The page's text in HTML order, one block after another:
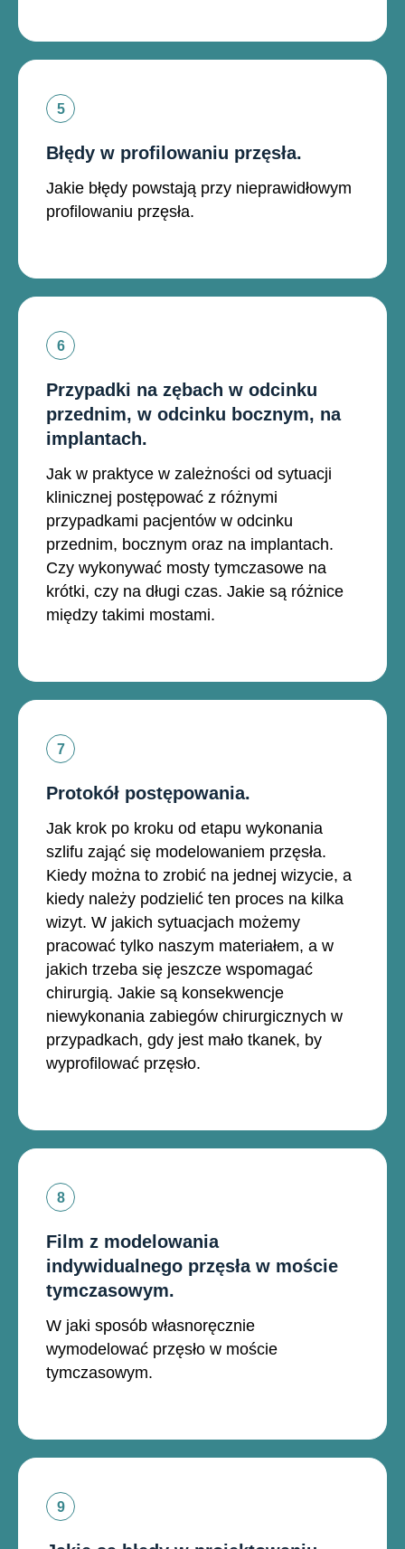
Błędy w profilowaniu przęsła.
Jakie błędy powstają przy nieprawidłowym
profilowaniu przęsła.
Przypadki na zębach w odcinku
przednim, w odcinku bocznym, na
implantach.
Jak w praktyce w zależności od sytuacji
klinicznej postępować z różnymi
przypadkami pacjentów w odcinku
przednim, bocznym oraz na implantach.
Czy wykonywać mosty tymczasowe na
krótki, czy na długi czas. Jakie są różnice
między takimi mostami.
Protokół postępowania.
Jak krok po kroku od etapu wykonania
szlifu zająć się modelowaniem przęsła.
Kiedy można to zrobić na jednej wizycie, a
kiedy należy podzielić ten proces na kilka
wizyt. W jakich sytuacjach możemy
pracować tylko naszym materiałem, a w
jakich trzeba się jeszcze wspomagać
chirurgią. Jakie są konsekwencje
niewykonania zabiegów chirurgicznych w
przypadkach, gdy jest mało tkanek, by
wyprofilować przęsło.
Film z modelowania
indywidualnego przęsła w moście
tymczasowym.
W jaki sposób własnoręcznie
wymodelować przęsło w moście
tymczasowym.